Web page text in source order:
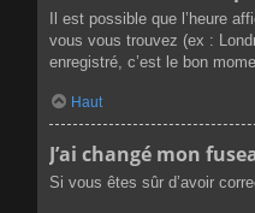
Il est possible que l’heure
vous vous trouvez (ex :
enregistré, c’est le bon
Haut
J’ai changé mon
Si vous êtes sûr d’avoir